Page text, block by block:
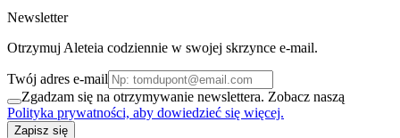
Newsletter
Otrzymuj Aleteia codziennie w swojej skrzynce e-mail.
Twój adres e-mail
Zgadzam się na otrzymywanie newslettera. Zobacz naszą
Polityka prywatności, aby dowiedzieć się więcej.
Zapisz się